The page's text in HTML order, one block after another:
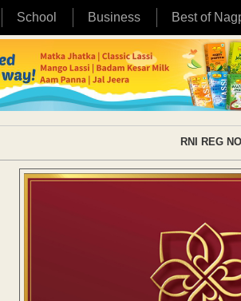
School Business Best of
RNI REG